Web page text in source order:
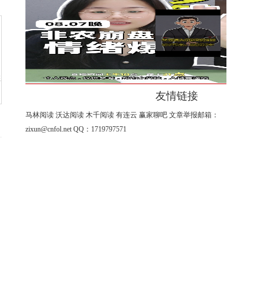
【南篱】黄金想涨要注意
杨山海：8月非农进入倒计时阶
段！
友情链接
马林阅读 沃达阅读 木千阅读 有连云 赢家聊吧 文章举报邮箱：
zixun@cnfol.net QQ：1719797571